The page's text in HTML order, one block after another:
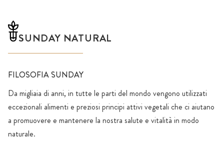
SUNDAY NATURAL
FILOSOFIA SUNDAY
Da migliaia di anni, in tutte le parti del mondo vengono utilizzati
eccezionali alimenti e preziosi principi attivi vegetali che ci aiutano
a promuovere e mantenere la nostra salute e vitalità in modo
naturale.